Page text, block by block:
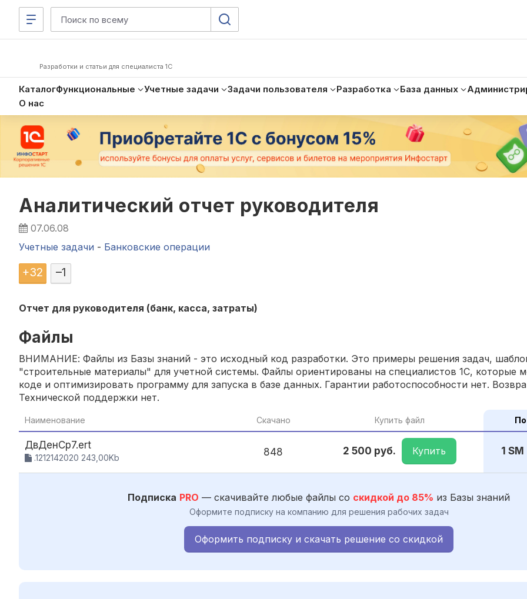
Разработки и статьи для специалиста 1С
КаталогФункциональные Учетные задачи Задачи пользователя Разработка База данных
О нас
Аналитический отчет руководителя
07.06.08
Учетные задачи - Банковские операции
+32 –1
Отчет для руководителя (банк, касса, затраты)
Файлы
ВНИМАНИЕ: Файлы из Базы знаний - это исходный код разработки. Это примеры решения задач,
"строительные материалы" для учетной системы. Файлы ориентированы на специалистов 1С, которые
коде и оптимизировать программу для запуска в базе данных. Гарантии работоспособности нет.
Технической поддержки нет.
Наименование Скачано Купить файл
ДвДенСр7.ert
.1212142020 243,00Kb 848 2 500 руб. Купить 1 SM
Подписка PRO — скачивайте любые файлы со скидкой до 85% из Базы знаний
Оформите подписку на компанию для решения рабочих задач
Оформить подписку и скачать решение со скидкой